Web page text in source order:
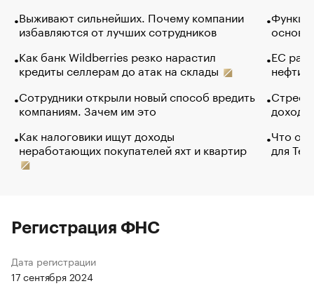
Выживают сильнейших. Почему компании
избавляются от лучших сотрудников
Как банк Wildberries резко нарастил
кредиты селлерам до атак на склады
Сотрудники открыли новый способ вредить
компаниям. Зачем им это
Как налоговики ищут доходы
неработающих покупателей яхт и квартир
основ
ЕС
нефти
Что
для
Регистрация ФНС
Дата регистрации
17 сентября 2024